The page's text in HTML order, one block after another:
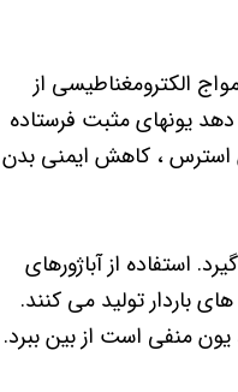
الکترومغناطیسی از
یونهای مثبت فرستاده
استرس ، کاهش ایمنی بدن
استفاده از آباژورهای
باردار تولید می کنند.
منفی است از بین ببرد.